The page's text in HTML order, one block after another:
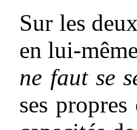
Sur les
en lui-
ne faut se
ses